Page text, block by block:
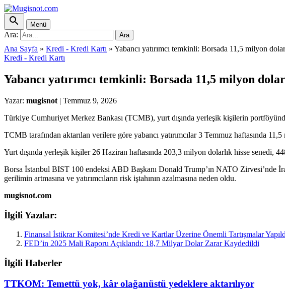
Menü
Ara: Ara
Ana Sayfa » Kredi - Kredi Kartı » Yabancı yatırımcı temkinli: Borsada 11,5 milyon
Kredi - Kredi Kartı
Yabancı yatırımcı temkinli: Borsada 11,5 milyon
Yazar: mugisnot | Temmuz 9, 2026
Türkiye Cumhuriyet Merkez Bankası (TCMB), yurt dışında yerleşik kişilerin
TCMB tarafından aktarılan verilere göre yabancı yatırımcılar 3 Temmuz haftasında
Yurt dışında yerleşik kişiler 26 Haziran haftasında 203,3 milyon dolarlık hisse senedi,
Borsa İstanbul BIST 100 endeksi ABD Başkanı Donald Trump’ın NATO Zirvesi’nde
gerilimin artmasına ve yatırımcıların risk iştahının azalmasına neden oldu.
mugisnot.com
İlgili Yazılar:
Finansal İstikrar Komitesi’nde Kredi ve Kartlar Üzerine Önemli Tartışmalar
FED’in 2025 Mali Raporu Açıklandı: 18,7 Milyar Dolar Zarar Kaydedildi
İlgili Haberler
TTKOM: Temettü yok, kâr olağanüstü yedeklere aktarılıyor